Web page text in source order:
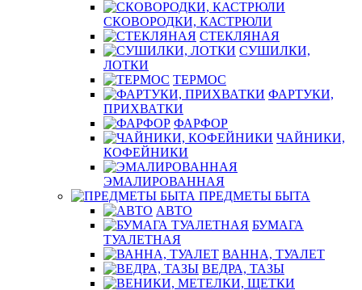
СКОВОРОДКИ, КАСТРЮЛИ
СТЕКЛЯНАЯ
СУШИЛКИ,
ЛОТКИ
ТЕРМОС
ФАРТУКИ,
ПРИХВАТКИ
ФАРФОР
ЧАЙНИКИ,
КОФЕЙНИКИ
ЭМАЛИРОВАННАЯ
ПРЕДМЕТЫ БЫТА
АВТО
БУМАГА
ТУАЛЕТНАЯ
ВАННА, ТУАЛЕТ
ВЕДРА, ТАЗЫ